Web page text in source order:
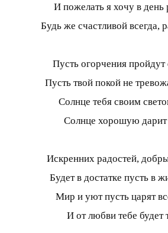
И пожелать я хочу в день
Будь же счастливой всегда,
Пусть огорчения
Пусть твой покой не
Солнце тебя своим
Солнце хорошую дарит
Искренних радостей,
Будет в достатке пусть в
Мир и уют пусть царят
И от любви тебе будет